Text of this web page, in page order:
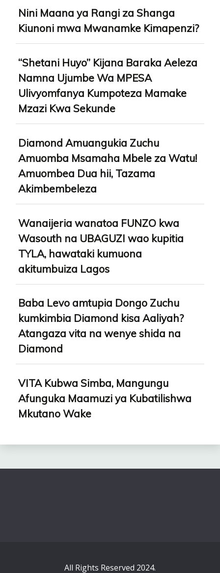
Nini Maana ya Rangi za Shanga
Kiunoni mwa Mwanamke Kimapenzi?
“Shetani Huyo” Kijana Baraka Aeleza
Namna Ujumbe Wa MPESA
Ulivyomfanya Kumpoteza Mamake
Mzazi Kwa Sekunde
Diamond Amuangukia Zuchu
Amuomba Msamaha Mbele za Watu!
Amuombea Dua hii, Tazama
Akimbembeleza
Wanaijeria wanatoa FUNZO kwa
Wasouth na UBAGUZI wao kupitia
TYLA, hawataki kumuona
akitumbuiza Lagos
Baba Levo amtupia Dongo Zuchu
kumkimbia Diamond kisa Aaliyah?
Atangaza vita na wenye shida na
Diamond
VITA Kubwa Simba, Mangungu
Afunguka Maamuzi ya Kubatilishwa
Mkutano Wake
All Rights Reserved 2024.